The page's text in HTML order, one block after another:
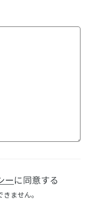
ーに同意する
ません。